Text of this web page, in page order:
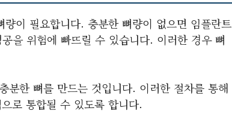
이 필요합니다. 충분한 뼈량이 없으면 임플란트
을 위험에 빠뜨릴 수 있습니다. 이러한 경우 뼈
분한 뼈를 만드는 것입니다. 이러한 절차를 통해
로 통합될 수 있도록 합니다.